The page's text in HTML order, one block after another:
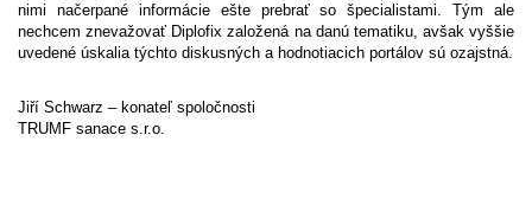
nimi načerpané informácie ešte prebrať so špecialistami. Tým ale
nechcem znevažovať Diplofix založená na danú tematiku, avšak vyššie
uvedené úskalia týchto diskusných a hodnotiacich portálov sú ozajstná.
Jiří Schwarz – konateľ spoločnosti
TRUMF sanace s.r.o.